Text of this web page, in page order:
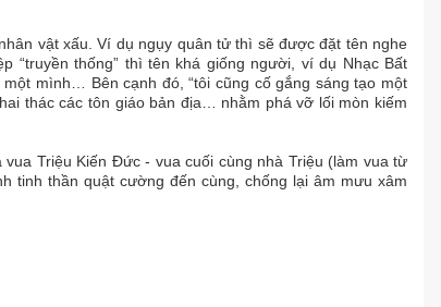
vật xấu. Ví dụ ngụy quân tử thì sẽ được đặt tên nghe
“truyền thống” thì tên khá giống người, ví dụ Nhạc Bất
mình… Bên cạnh đó, “tôi cũng cố gắng sáng tạo một
thác các tôn giáo bản địa… nhằm phá vỡ lối mòn kiếm
Triệu Kiến Đức - vua cuối cùng nhà Triệu (làm vua từ
tinh thần quật cường đến cùng, chống lại âm mưu xâm